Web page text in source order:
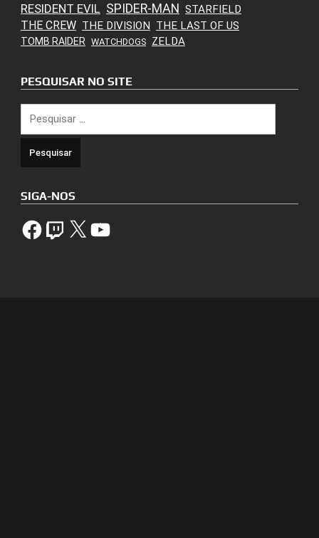
RESIDENT EVIL SPIDER-MAN STARFIELD
THE CREW THE DIVISION THE LAST OF US
TOMB RAIDER WATCHDOGS ZELDA
PESQUISAR NO SITE
por:
SIGA-NOS
FacebookTwitch X YouTube